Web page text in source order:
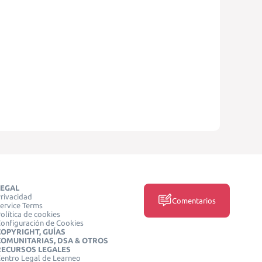
Terms
de cookies
de Cookies
GUÍAS
DSA & OTROS
LEGALES
Legal de Learneo
Comentarios